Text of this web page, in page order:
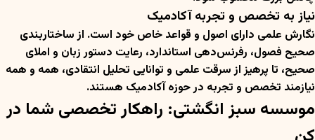
نیاز به تخصص و تجربه آکادمیک
نگارش علمی دارای اصول و قواعد خاص خود است. از ساختاربندی
صحیح فصول، رفرنس‌دهی استاندارد، رعایت دستور زبان و املای
صحیح، تا پرهیز از سرقت علمی و توانایی تحلیل انتقادی، همه و همه
نیازمند تخصص و تجربه در حوزه آکادمیک هستند.
موسسه سبز انگشتی: راهکار تخصصی شما در